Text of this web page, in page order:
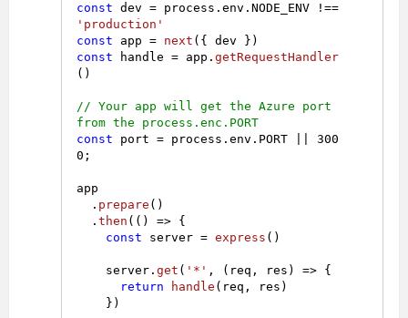
const dev = process.env .NODE_ENV
'production'
const app = next
const handle = app.getRequestHandler
()
// Your app will get the Azure port
from the process.enc.PORT
const port = process.env . PORT || 300
0 ;
app
  .
prepare ()
  .
then ( () => {
const server = express ()
    server.
get ( '*' , ( req, res ) => {
return
handle (req, res)